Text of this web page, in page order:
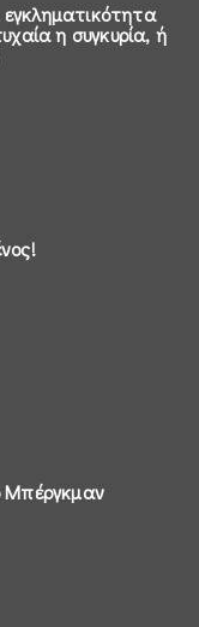
η συγκυρία, ή
Μπέργκμαν